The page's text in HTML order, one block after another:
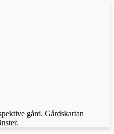
gård. Gårdskartan